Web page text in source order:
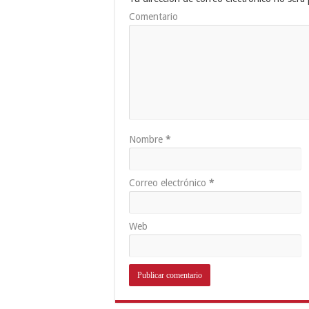
Comentario
Nombre *
Correo electrónico *
Web